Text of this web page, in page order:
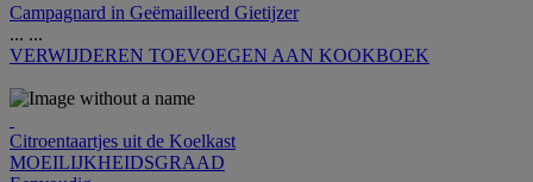
Campagnard in Geëmailleerd Gietijzer
... ...
VERWIJDEREN TOEVOEGEN AAN KOOKBOEK
Citroentaartjes uit de Koelkast
MOEILIJKHEIDSGRAAD